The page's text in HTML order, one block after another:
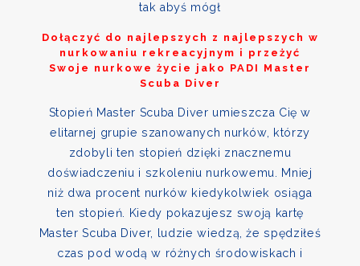
tak abyś mógł
Dołączyć do najlepszych z najlepszych w
nurkowaniu rekreacyjnym i przeżyć
Swoje nurkowe życie jako PADI Master
Scuba Diver
Stopień Master Scuba Diver umieszcza Cię w
elitarnej grupie szanowanych nurków, którzy
zdobyli ten stopień dzięki znacznemu
doświadczeniu i szkoleniu nurkowemu. Mniej
niż dwa procent nurków kiedykolwiek osiąga
ten stopień. Kiedy pokazujesz swoją kartę
Master Scuba Diver, ludzie wiedzą, że spędziłeś
czas pod wodą w różnych środowiskach i